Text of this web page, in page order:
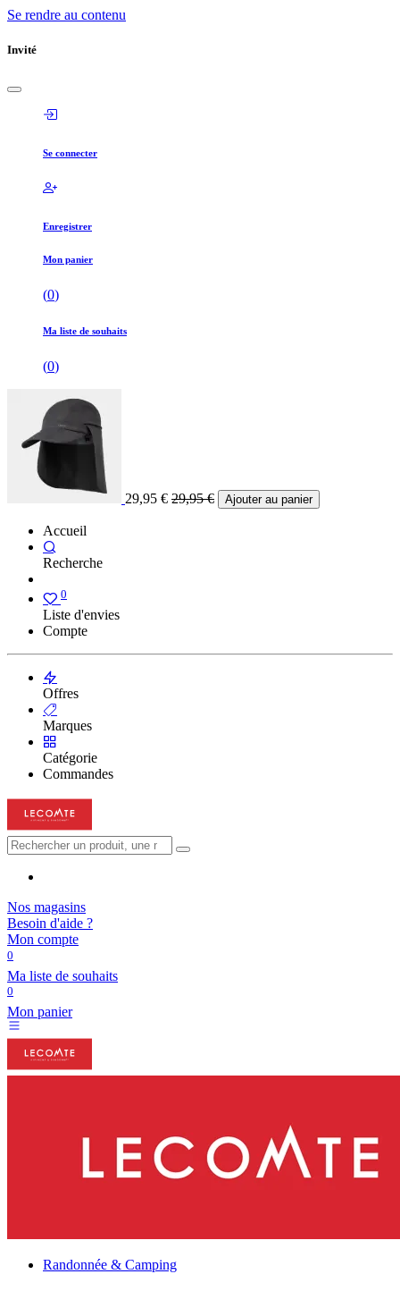
Se rendre au contenu
Invité
Se connecter
Enregistrer
Mon panier
(0)
Ma liste de souhaits
(0)
29,95 € 29,95€ Ajouter au panier
Accueil
Recherche
0
Liste d'envies
Compte
Offres
Marques
Catégorie
Commandes
Nos magasins
Besoin d'aide ?
Mon compte
0
Ma liste de souhaits
0
Mon panier
Randonnée & Camping